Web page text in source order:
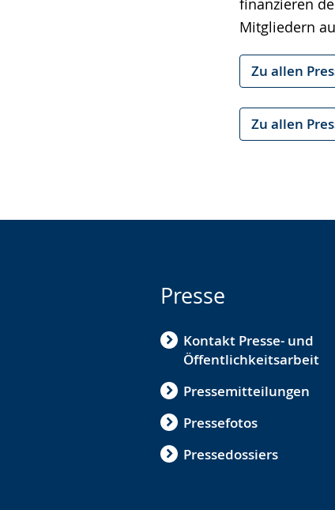
finanzieren
Mitgliedern
Zu allen
Zu allen
Presse
Kontakt Presse- und
Öffentlichkeitsarbeit
Pressemitteilungen
Pressefotos
Pressedossiers